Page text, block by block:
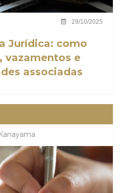
29/10/2025
Jurídica: como
vazamentos e
associadas